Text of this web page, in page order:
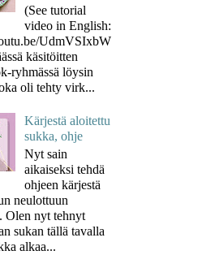
(See tutorial
video in English:
UdmVSIxbW
käsitöitten
ryhmässä löysin
oli tehty virk...
Kärjestä aloitettu
sukka, ohje
Nyt sain
aikaiseksi tehdä
ohjeen kärjestä
neulottuun
Olen nyt tehnyt
sukan tällä tavalla
alkaa...